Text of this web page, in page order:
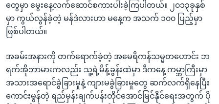
တွေမှာ မွေးနေ့လက်ဆောင်စကားပါးခဲ့ကြပါတယ်။ ၂၀၁၃ခုနှစ်
မှာ ကွယ်လွန်ခဲ့တဲ့ မန်ဒဲလားဟာ မနေ့က အသက် ၁၀၀ ပြည့်မှာ
ဖြစ်ပါတယ်။
အခမ်းအနားကို တက်ရောက်ခဲ့တဲ့ အမေရိကန်သမ္မတဟောင်း ဘ
ရက်အိုဘာမားကလည်း သူ့ရဲ့မိန့်ခွန်းထဲမှာ ဒီကနေ့ ကမ္ဘာကြီးမှာ
အသားအရောင်ခွဲခြားမှုနဲ့ ကျားမခွဲခြားမှုတွေ ဆက်လက်ရှိနေပြီး
ကောင်းမွန်တဲ့ ရည်မှန်းချက်ပန်းတိုင်အောင်မြင်နိုင်ရေးအတွက် ပို